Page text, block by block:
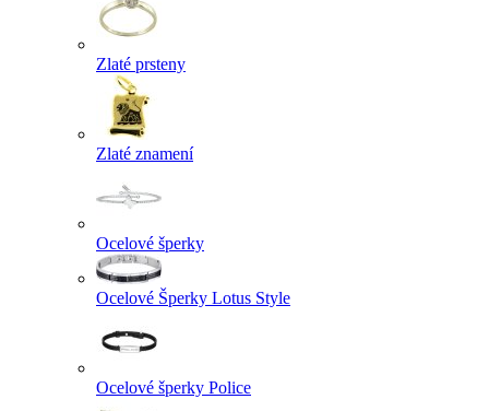
Zlaté prsteny
Zlaté znamení
Ocelové šperky
Ocelové Šperky Lotus Style
Ocelové šperky Police